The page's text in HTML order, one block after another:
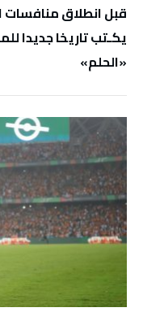
قبل انطلاق منافسات
يكـتب تاريخا جديدا
«الحلم»